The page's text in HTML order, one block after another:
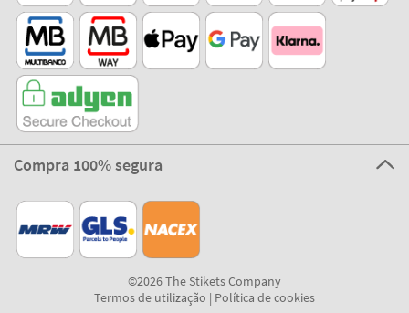
Compra 100% segura
©2026 The Stikets Company
Termos de utilização | Política de cookies